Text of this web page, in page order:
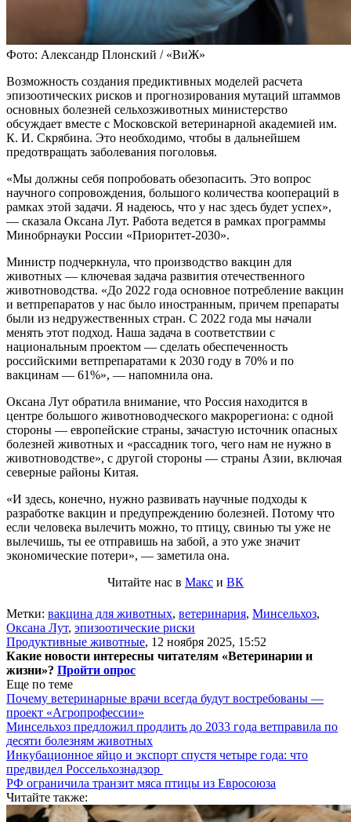
Фото: Александр Плонский / «ВиЖ»
Возможность создания предиктивных моделей расчета
эпизоотических рисков и прогнозирования мутаций штаммов
основных болезней сельхозживотных министерство
обсуждает вместе с Московской ветеринарной академией им.
К. И. Скрябина. Это необходимо, чтобы в дальнейшем
предотвращать заболевания поголовья.
«Мы должны себя попробовать обезопасить. Это вопрос
научного сопровождения, большого количества коопераций в
рамках этой задачи. Я надеюсь, что у нас здесь будет успех»,
— сказала Оксана Лут. Работа ведется в рамках программы
Минобрнауки России «Приоритет-2030».
Министр подчеркнула, что производство вакцин для
животных — ключевая задача развития отечественного
животноводства. «До 2022 года основное потребление вакцин
и ветпрепаратов у нас было иностранным, причем препараты
были из недружественных стран. С 2022 года мы начали
менять этот подход. Наша задача в соответствии с
национальным проектом — сделать обеспеченность
российскими ветпрепаратами к 2030 году в 70% и по
вакцинам — 61%», — напомнила она.
Оксана Лут обратила внимание, что Россия находится в
центре большого животноводческого макрорегиона: с одной
стороны — европейские страны, зачастую источник опасных
болезней животных и «рассадник того, чего нам не нужно в
животноводстве», с другой стороны — страны Азии, включая
северные районы Китая.
«И здесь, конечно, нужно развивать научные подходы к
разработке вакцин и предупреждению болезней. Потому что
если человека вылечить можно, то птицу, свинью ты уже не
вылечишь, ты ее отправишь на забой, а это уже значит
экономические потери», — заметила она.
Читайте нас в Макс и ВК
Метки: вакцина для животных, ветеринария, Минсельхоз,
Оксана Лут, эпизоотические риски
Продуктивные животные, 12 ноября 2025, 15:52
Какие новости интересны читателям «Ветеринарии и
жизни»? Пройти опрос
Еще по теме
Почему ветеринарные врачи всегда будут востребованы —
проект «Агропрофессии»
Минсельхоз предложил продлить до 2033 года ветправила по
десяти болезням животных
Инкубационное яйцо и экспорт спустя четыре года: что
предвидел Россельхознадзор
РФ ограничила транзит мяса птицы из Евросоюза
Читайте также: